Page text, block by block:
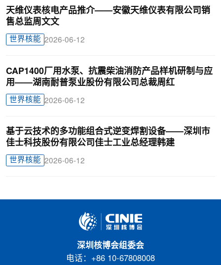
天维仪表核电产品推介——安徽天维仪表有限公司销
售总监周文文
世界核能 2026-06-12
CAP1400厂用水泵、抗震柴油消防产品样机研制与应
用——湖南耐普泵业股份有限公司总裁周红
世界核能 2026-06-12
基于云技术的多功能组合式逆变焊割设备——深圳市
佳士科技股份有限公司佳士工业总经理韩建
世界核能 2026-06-12
深圳核博会组委会
电话：+86 10-67808008